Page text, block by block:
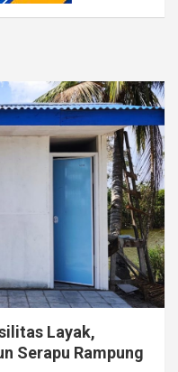
Layak,
Serapu Rampung